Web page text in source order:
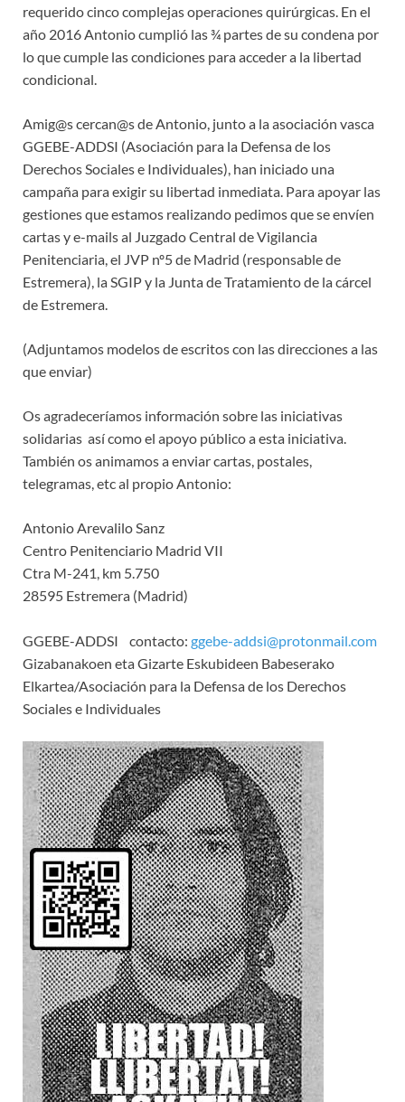
requerido cinco complejas operaciones quirúrgicas. En el
año 2016 Antonio cumplió las ¾ partes de su condena por
lo que cumple las condiciones para acceder a la libertad
condicional.
Amig@s cercan@s de Antonio, junto a la asociación vasca
GGEBE-ADDSI (Asociación para la Defensa de los
Derechos Sociales e Individuales), han iniciado una
campaña para exigir su libertad inmediata. Para apoyar las
gestiones que estamos realizando pedimos que se envíen
cartas y e-mails al Juzgado Central de Vigilancia
Penitenciaria, el JVP nº5 de Madrid (responsable de
Estremera), la SGIP y la Junta de Tratamiento de la cárcel
de Estremera.
(Adjuntamos modelos de escritos con las direcciones a las
que enviar)
Os agradeceríamos información sobre las iniciativas
solidarias así como el apoyo público a esta iniciativa.
También os animamos a enviar cartas, postales,
telegramas, etc al propio Antonio:
Antonio Arevalilo Sanz
Centro Penitenciario Madrid VII
Ctra M-241, km 5.750
28595 Estremera (Madrid)
GGEBE-ADDSI contacto: ggebe-addsi@protonmail.com
Gizabanakoen eta Gizarte Eskubideen Babeserako
Elkartea/Asociación para la Defensa de los Derechos
Sociales e Individuales